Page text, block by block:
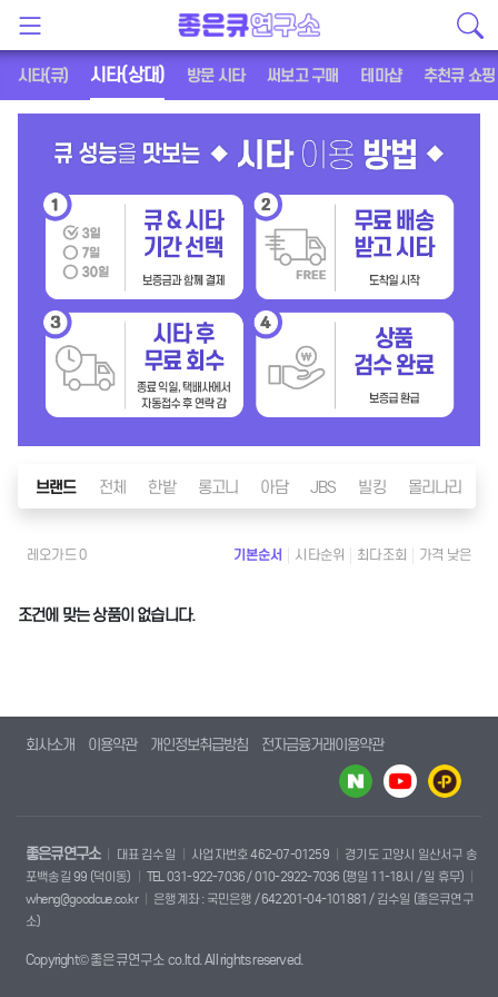
시타(큐) 시타(상대) 방문 시타 써보고 구매 테마샵 추천큐 쇼핑
브랜드 전체 한밭 롱고니 아담 JBS 빌킹 몰리나리
레오가드 0 기본순서 시타순위 최다조회 가격 낮은
조건에 맞는 상품이 없습니다.
회사소개 이용약관 개인정보취급방침 전자금융거래이용약관
좋은큐연구소 대표 김수일 사업자번호 462-07-01259
경기도 고양시 일산서구 송
포백송길 99 (덕이동)
TEL 031-922-7036 / 010-2922-7036 (평일 11-18시 / 일 휴무)
wheng@goodcue.co.kr
은행계좌 : 국민은행 / 642201-04-101881 / 김수일 (좋은큐연구
소)
Copyright© 좋은큐연구소 co.ltd. All rights reserved.